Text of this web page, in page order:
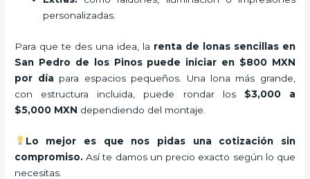
personalizadas.
Para que te des una idea, la renta de lonas sencillas en
San Pedro de los Pinos puede iniciar en $800 MXN
por día para espacios pequeños. Una lona más grande,
con estructura incluida, puede rondar los $3,000 a
$5,000 MXN dependiendo del montaje.
Lo mejor es que nos pidas una cotización sin
compromiso. Así te damos un precio exacto según lo que
necesitas.